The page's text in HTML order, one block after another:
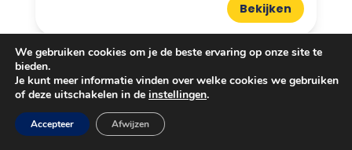
Bekijken
Waarom je zou moeten gaan
golfen in Nederland
We gebruiken cookies om je de beste ervaring op onze site te
bieden.
Je kunt meer informatie vinden over welke cookies we gebruiken
of deze uitschakelen in de instellingen.
Accepteer Afwijzen